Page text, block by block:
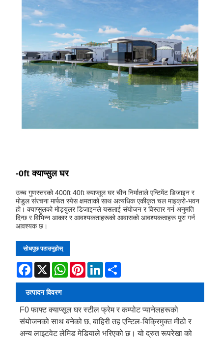
-0ft क्याप्सुल घर
उच्च गुणस्तरको 400ft 40ft क्याप्सूल घर चीन निर्माताले एन्टिमेंट डिजाइन र
मोडुल संरचना मार्फत स्पेस क्षमताको साथ अत्यधिक एकीकृत चल माइक्रो-भवन
हो। क्याप्सुलको मोड्युलर डिजाइनले यसलाई संयोजन र विस्तार गर्न अनुमति
दिन्छ र विभिन्न आकार र आवश्यकताहरूको आवासको आवश्यकताहरू पूरा गर्न
आवश्यक छ।
सोधपुछ पठाउनुहोस्
Facebook
X WhatsAppPinterestLinkedIn
उत्पादन विवरण
F0 फाफ्ट क्याप्सूल घर स्टील फ्रेम र कम्पोट प्यानेलहरूको
संयोजनको साथ बनेको छ, बाहिरी तह एन्टिल-बिक्रिमुक्त मीठो र
अन्य लाइटवेट लेमिड मेडियाले भरिएको छ। यो द्रुत रूपरेखा को